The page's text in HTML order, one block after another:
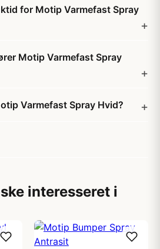
for Motip Varmefast Spray
Motip Varmefast Spray
Varmefast Spray Hvid?
interesseret i